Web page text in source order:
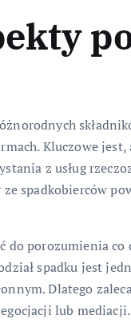
Kluczowe
z usług
spadkobierców
do porozumienia
spadku jest
Dlatego
lub mediacji.